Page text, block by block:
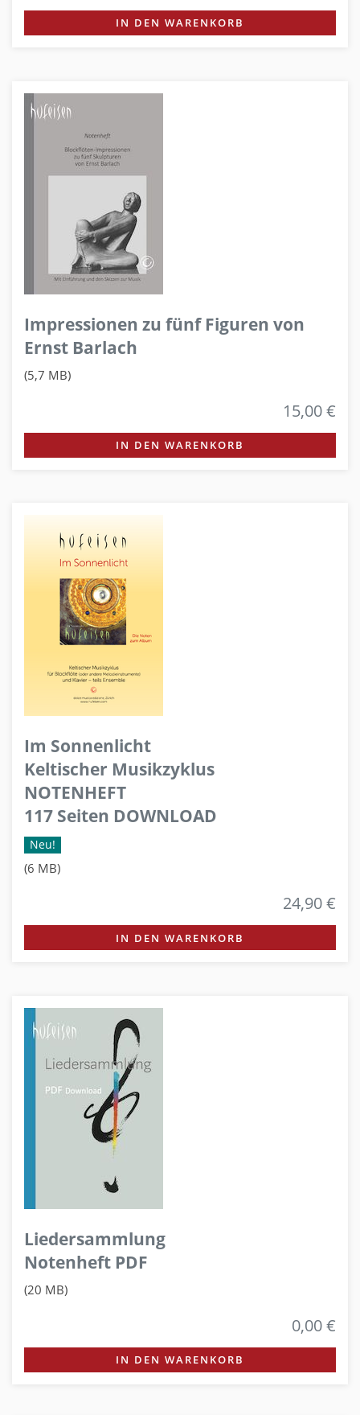
IN DEN WARENKORB
Impressionen zu fünf Figuren von
Ernst Barlach
(5,7 MB)
15,00 €
IN DEN WARENKORB
Im Sonnenlicht
Keltischer Musikzyklus
NOTENHEFT
117 Seiten DOWNLOAD
Neu!
(6 MB)
24,90 €
IN DEN WARENKORB
Liedersammlung
Notenheft PDF
(20 MB)
0,00 €
IN DEN WARENKORB